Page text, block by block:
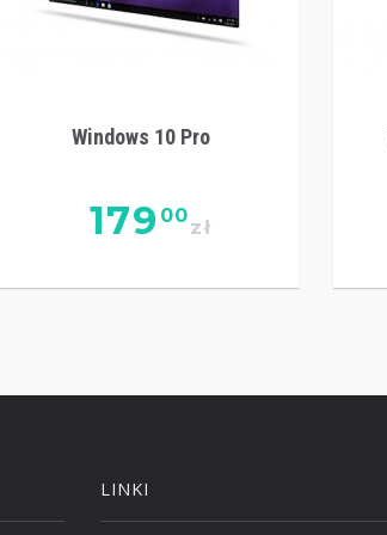
Windows 10 Pro
179 00
zł
LINKI